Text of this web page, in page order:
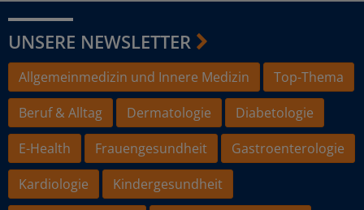
UNSERE NEWSLETTER
Allgemeinmedizin und Innere Medizin
Top-Thema
Beruf & Alltag
Dermatologie
Diabetologie
E-Health
Frauengesundheit
Gastroenterologie
Kardiologie
Kindergesundheit